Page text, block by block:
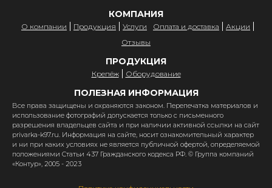
КОМПАНИЯ
О компании Продукция Услуги Оплата и доставка
Акции
Отзывы
ПРОДУКЦИЯ
Крепёж Оборудование
ПОЛЕЗНАЯ ИНФОРМАЦИЯ
Все права защищены и охраняются законом. Перепечатка материалов и
использование фотографий допускается только с письменного
разрешения владельцев сайта и при наличии активной ссылки на сайт
privarka-k97.ru. Информация на сайте, носит ознакомительный характер
и ни при каких условиях не является публичной офертой, определяемой
положениями Статьи 437 Гражданского кодекса РФ. © Группа компаний
«Контур», 2005 - 2023